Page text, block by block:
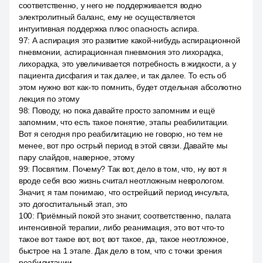
соответственно, у него не поддерживается водно
электролитный баланс, ему не осуществляется
интуитивная поддержка плюс опасность аспира.
97: А аспирация это развитие какой-нибудь аспирационной
пневмонии, аспирационная пневмония это лихорадка,
лихорадка, это увеличивается потребность в жидкости, а у
пациента дисфагия и так далее, и так далее. То есть об
этом нужно вот как-то помнить, будет отдельная абсолютно
лекция по этому
98: Поводу, но пока давайте просто запомним и ещё
запомним, что есть такое понятие, этапы реабилитации.
Вот я сегодня про реабилитацию не говорю, но тем не
менее, вот про острый период в этой связи. Давайте мы
пару слайдов, наверное, этому
99: Посвятим. Почему? Так вот, дело в том, что, ну вот я
вроде себя всю жизнь считал неотложным неврологом.
Значит, я там понимаю, что острейший период инсульта,
это догоспитальный этап, это
100: Приёмный покой это значит, соответственно, палата
интенсивной терапии, либо реанимация, это вот что-то
такое вот такое вот, вот, вот такое, да, такое неотложное,
быстрое на 1 этапе. Дак дело в том, что с точки зрения